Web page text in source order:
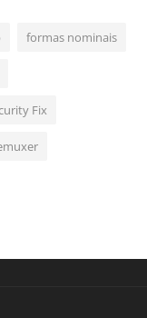
formas nominais
Fix